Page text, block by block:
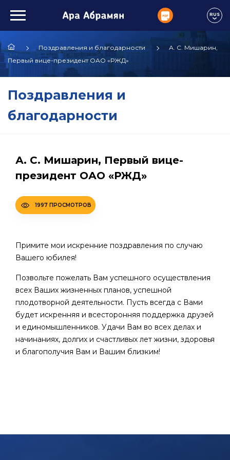
RUS
Поздравления и благодарности
А. С. Мишарин,
Первый вице-президент ОАО «РЖД»
Поздравления и
благодарности
А. С. Мишарин, Первый вице-
президент ОАО «РЖД»
1997 ПРОСМОТРОВ
Примите мои искренние поздравления по случаю
Вашего юбилея!
Позвольте пожелать Вам успешного осуществления
всех Ваших жизненных планов, успешной
плодотворной деятельности. Пусть всегда с Вами
будет искренняя и всесторонняя поддержка друзей
и единомышленников. Удачи Вам во всех делах и
начинаниях, долгих и счастливых лет жизни, здоровья
и благополучия Вам и Вашим близким!